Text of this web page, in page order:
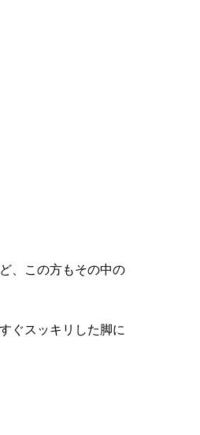
、この方もその中の
ぐスッキリした脚に